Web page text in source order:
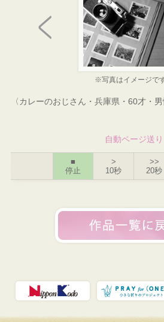
※写真はイメージです
〈カレーのおじさん・兵庫県・60才・
自動ページ送り
■
停止
>
10秒
>>
20秒